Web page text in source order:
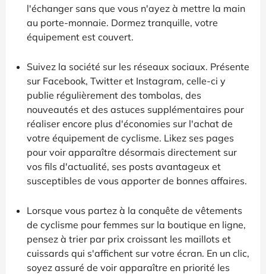
l'échanger sans que vous n'ayez à mettre la main
au porte-monnaie. Dormez tranquille, votre
équipement est couvert.
Suivez la société sur les réseaux sociaux. Présente
sur Facebook, Twitter et Instagram, celle-ci y
publie régulièrement des tombolas, des
nouveautés et des astuces supplémentaires pour
réaliser encore plus d'économies sur l'achat de
votre équipement de cyclisme. Likez ses pages
pour voir apparaître désormais directement sur
vos fils d'actualité, ses posts avantageux et
susceptibles de vous apporter de bonnes affaires.
Lorsque vous partez à la conquête de vêtements
de cyclisme pour femmes sur la boutique en ligne,
pensez à trier par prix croissant les maillots et
cuissards qui s'affichent sur votre écran. En un clic,
soyez assuré de voir apparaître en priorité les